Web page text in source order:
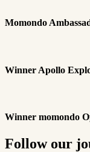
Momondo
Winner Apollo
Winner momondo
Follow our